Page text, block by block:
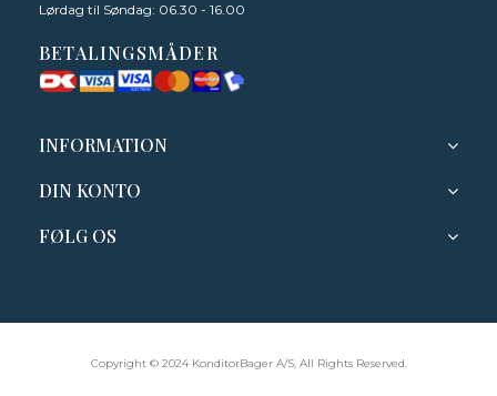
Lørdag til Søndag: 06.30 - 16.00
BETALINGSMÅDER
INFORMATION
DIN KONTO
FØLG OS
Copyright © 2024 KonditorBager A/S, All Rights Reserved.